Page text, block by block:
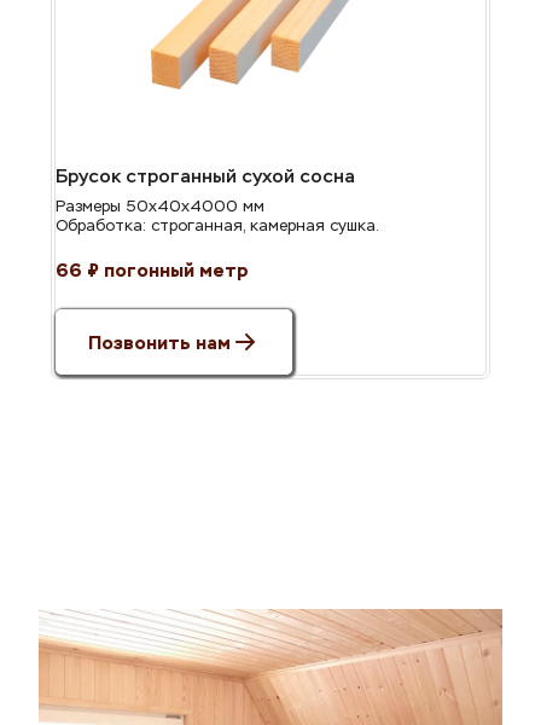
Брусок строганный сухой сосна
Размеры 50х40х4000 мм
Обработка: строганная, камерная сушка.
66 ₽ погонный метр
Позвонить нам